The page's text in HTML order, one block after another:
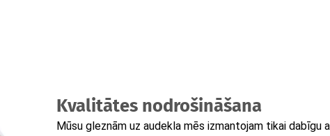
Kvalitātes nodrošināšana
Mūsu gleznām uz audekla mēs izmantojam tikai dabīgu